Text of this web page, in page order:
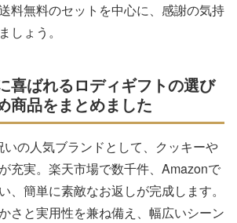
料無料のセットを中心に、感謝の気持
しょう。
喜ばれるロディギフトの選び
商品をまとめました
いの人気ブランドとして、クッキーや
充実。楽天市場で数千件、Amazonで
、簡単に素敵なお返しが完成します。
さと実用性を兼ね備え、幅広いシーン